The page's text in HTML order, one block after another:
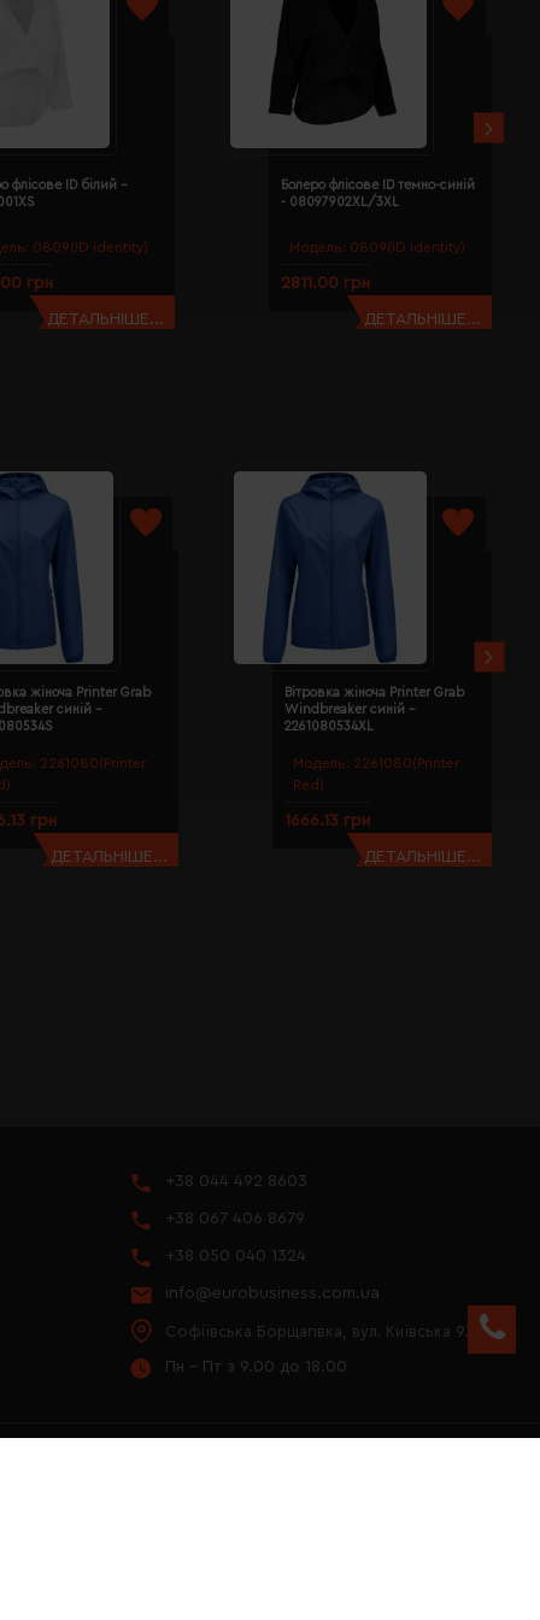
0809(ID identity)
флісове ID білий -
грн
ДЕТАЛЬНІШЕ...
Модель: 0809(ID identity)
Болеро флісове ID темно-синій
- 08097902XL/3XL
2811.00 грн
ДЕТАЛЬНІШЕ...
2261080(Printer
жіноча Printer Grab
синій -
грн
ДЕТАЛЬНІШЕ...
Модель: 2261080(Printer
Red)
Вітровка жіноча Printer Grab
Windbreaker синій -
2261080534XL
1666.13 грн
ДЕТАЛЬНІШЕ...
+38 044 492 8603
+38 067 406 8679
+38 050 040 1324
info@eurobusiness.com.ua
Софіївська Борщагівка, вул. Київська 97
Пн - Пт з 9.00 до 18.00